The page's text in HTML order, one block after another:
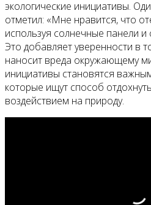
экологические инициативы.
отметил: «Мне нравится, что
используя солнечные панели
Это добавляет уверенности в
наносит вреда окружающему
инициативы становятся
которые ищут способ
воздействием на природу.